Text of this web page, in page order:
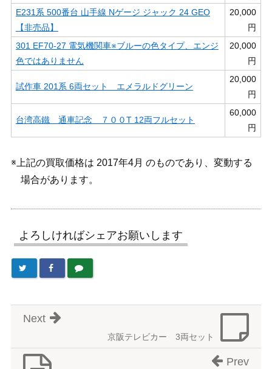
E231系 500番台 山手線 Nゲージ ジャック 24 GEO
【非売品】
20,000
円
301 EF70-27 電気機関車※ブルーの色タイプ、エンジ
色ではありません
20,000
円
試作車 201系 6両セット エメラルドグリーン
20,000
円
台湾高鐵 通車記念 ７００T 12両フルセット
60,000
円
※上記の買取価格は 2017年4月 のものであり、変動する
場合があります。
よろしければシェアお願いします
京阪テレビカー 3両セット
Next
Prev